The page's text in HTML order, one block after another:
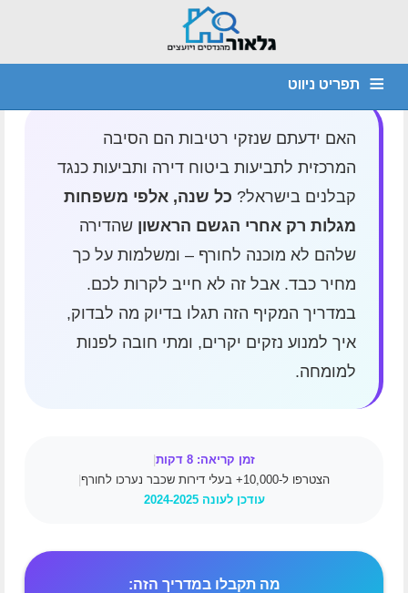
תפריט ניווט
מהנדס קונסטרוקציה
ליקויי בניה ביקורת מבנים איתור נזילות אודות צור קשר
איך להכין דירה לעונת החורף: מדריך
למניעת נזקים והגנה מפני גשמים
האם ידעתם שנזקי רטיבות הם הסיבה
המרכזית לתביעות ביטוח דירה ותביעות כנגד
קבלנים בישראל? כל שנה, אלפי משפחות
מגלות רק אחרי הגשם הראשון שהדירה
שלהם לא מוכנה לחורף – ומשלמות על כך
מחיר כבד. אבל זה לא חייב לקרות לכם.
במדריך המקיף הזה תגלו בדיוק מה לבדוק,
איך למנוע נזקים יקרים, ומתי חובה לפנות
למומחה.
זמן קריאה: 8 דקות
הצטרפו ל-10,000+ בעלי דירות שכבר נערכו לחורף
עודכן לעונה 2024-2025
מה תקבלו במדריך הזה: